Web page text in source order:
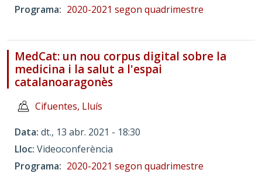
Programa
2020-2021 segon quadrimestre
MedCat: un nou corpus digital sobre la
medicina i la salut a l'espai
catalanoaragonès
Cifuentes, Lluís
Data dt., 13 abr. 2021 - 18:30
Lloc Videoconferència
Programa
2020-2021 segon quadrimestre